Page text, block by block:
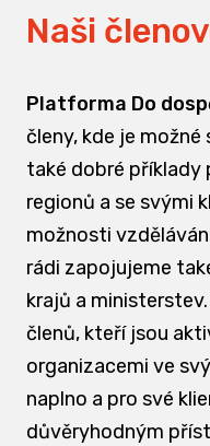
Naši
Platforma Do
členy, kde je
také dobré příklady
regionů a se svými
možnosti
rádi zapojujeme
krajů a
členů, kteří jsou
organizacemi ve
naplno a pro své
důvěryhodným